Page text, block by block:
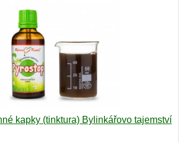
kapky (tinktura) Bylinkářovo tajemství